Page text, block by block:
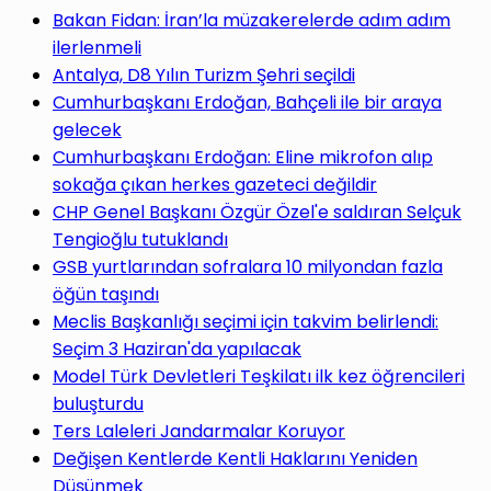
yap
...
Bakan Fidan: İran’la müzakerelerde adım adım
ilerlenmeli
Antalya, D8 Yılın Turizm Şehri seçildi
Cumhurbaşkanı Erdoğan, Bahçeli ile bir araya
gelecek
Cumhurbaşkanı Erdoğan: Eline mikrofon alıp
sokağa çıkan herkes gazeteci değildir
CHP Genel Başkanı Özgür Özel'e saldıran Selçuk
Tengioğlu tutuklandı
GSB yurtlarından sofralara 10 milyondan fazla
öğün taşındı
Meclis Başkanlığı seçimi için takvim belirlendi:
Seçim 3 Haziran'da yapılacak
Model Türk Devletleri Teşkilatı ilk kez öğrencileri
buluşturdu
Ters Laleleri Jandarmalar Koruyor
Değişen Kentlerde Kentli Haklarını Yeniden